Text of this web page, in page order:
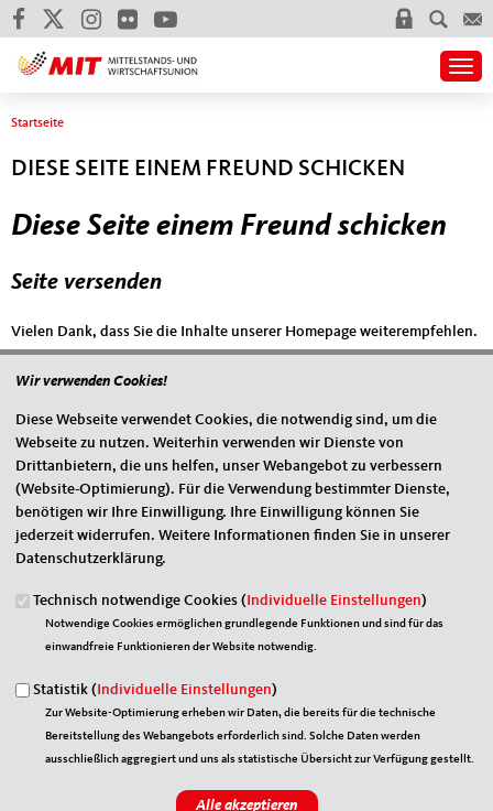
Sie sind hier
Startseite
DIESE SEITE EINEM FREUND SCHICKEN
Diese Seite einem Freund schicken
Seite versenden
Vielen Dank, dass Sie die Inhalte unserer Homepage weiterempfehlen.
Empfehlung kommt, und dass es kein Spam ist.
Eigene E-Mail-Adresse*
Wir verwenden Cookies!
Diese Webseite verwendet Cookies, die notwendig sind, um die
Webseite zu nutzen. Weiterhin verwenden wir Dienste von
Drittanbietern, die uns helfen, unser Webangebot zu verbessern
(Website-Optimierung). Für die Verwendung bestimmter Dienste,
benötigen wir Ihre Einwilligung. Ihre Einwilligung können Sie
jederzeit widerrufen. Weitere Informationen finden Sie in unserer
Datenschutzerklärung.
Technisch notwendige Cookies ( Individuelle Einstellungen)
Notwendige Cookies ermöglichen grundlegende Funktionen und sind für das
einwandfreie Funktionieren der Website notwendig.
Statistik (Individuelle Einstellungen)
Zur Website-Optimierung erheben wir Daten, die bereits für die technische
Bereitstellung des Webangebots erforderlich sind. Solche Daten werden
ausschließlich aggregiert und uns als statistische Übersicht zur Verfügung gestellt.